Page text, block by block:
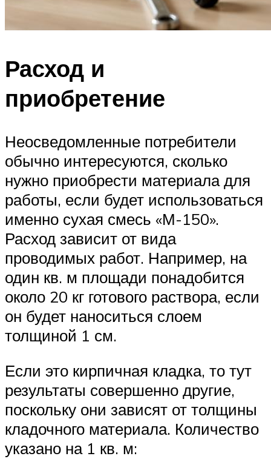
Расход и
приобретение
Неосведомленные потребители
обычно интересуются, сколько
нужно приобрести материала для
работы, если будет использоваться
именно сухая смесь «М-150».
Расход зависит от вида
проводимых работ. Например, на
один кв. м площади понадобится
около 20 кг готового раствора, если
он будет наноситься слоем
толщиной 1 см.
Если это кирпичная кладка, то тут
результаты совершенно другие,
поскольку они зависят от толщины
кладочного материала. Количество
указано на 1 кв. м: